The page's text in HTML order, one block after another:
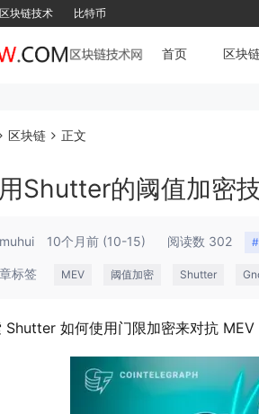
区块链技术 比特币
首页 区块
区块链 正文
Shutter的阈值加密
10个月前 (10-15) 阅读数 302
标签 MEV 阈值加密 Shutter
Shutter 如何使用门限加密来对抗 MEV